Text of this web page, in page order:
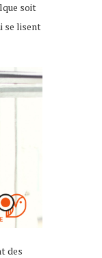
soit
se lisent
des